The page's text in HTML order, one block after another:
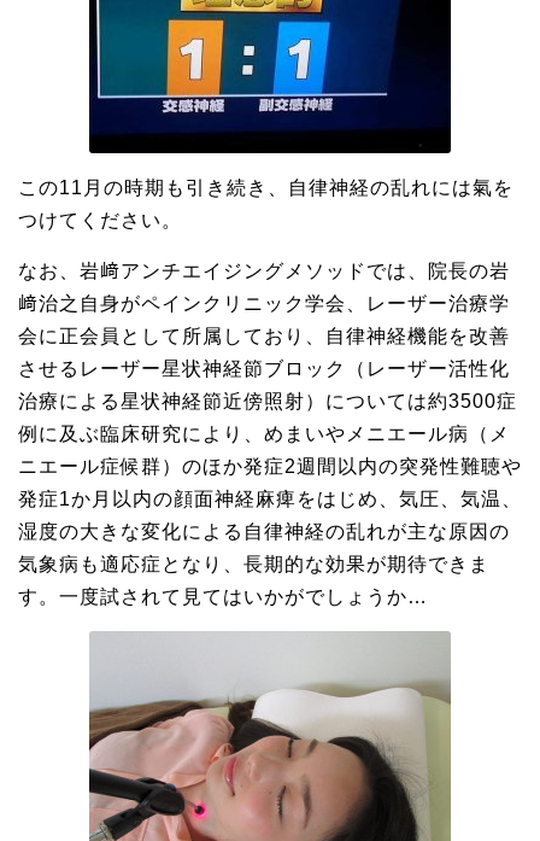
この11月の時期も引き続き、自律神経の乱れには氣を
つけてください。
なお、岩﨑アンチエイジングメソッドでは、院長の岩
﨑治之自身がペインクリニック学会、レーザー治療学
会に正会員として所属しており、自律神経機能を改善
させるレーザー星状神経節ブロック（レーザー活性化
治療による星状神経節近傍照射）については約3500症
例に及ぶ臨床研究により、めまいやメニエール病（メ
ニエール症候群）のほか発症2週間以内の突発性難聴や
発症1か月以内の顔面神経麻痺をはじめ、気圧、気温、
湿度の大きな変化による自律神経の乱れが主な原因の
気象病も適応症となり、長期的な効果が期待できま
す。一度試されて見てはいかがでしょうか…